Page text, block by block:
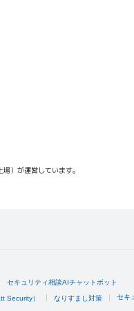
）が運営しています。
セキュリティ相談AIチャットボット
Security） なりすまし対策 セキ